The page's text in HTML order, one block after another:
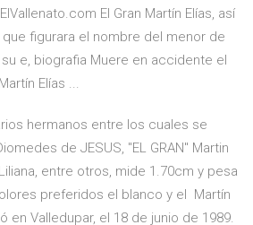
El Gran Martín Elías, así
figurara el nombre del menor de
e, biografia Muere en accidente el
Elías ...
hermanos entre los cuales se
de JESUS, "EL GRAN" Martin
entre otros, mide 1.70cm y pesa
preferidos el blanco y el Martín
en Valledupar, el 18 de junio de 1989.